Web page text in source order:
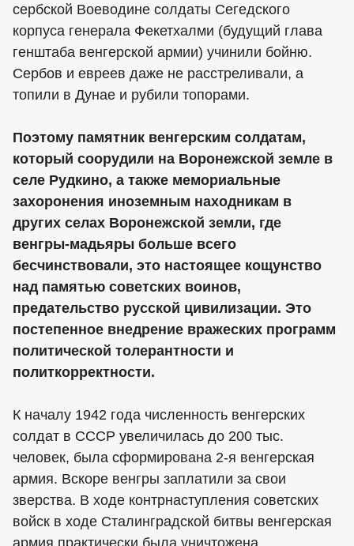
сербской Воеводине солдаты Сегедского
корпуса генерала Фекетхалми (будущий глава
генштаба венгерской армии) учинили бойню.
Сербов и евреев даже не расстреливали, а
топили в Дунае и рубили топорами.
Поэтому памятник венгерским солдатам,
который соорудили на Воронежской земле в
селе Рудкино, а также мемориальные
захоронения иноземным находникам в
других селах Воронежской земли, где
венгры-мадьяры больше всего
бесчинствовали, это настоящее кощунство
над памятью советских воинов,
предательство русской цивилизации. Это
постепенное внедрение вражеских программ
политической толерантности и
политкорректности.
К началу 1942 года численность венгерских
солдат в СССР увеличилась до 200 тыс.
человек, была сформирована 2-я венгерская
армия. Вскоре венгры заплатили за свои
зверства. В ходе контрнаступления советских
войск в ходе Сталинградской битвы венгерская
армия практически была уничтожена.